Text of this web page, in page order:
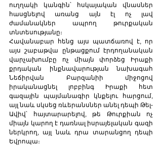
ուղղակի կանգին՝ հսկայական վնասներ
հասցնելով առանց այն էլ ոչ լավ
ժամանակներ ապրող թուրքական
տնտեսությանը։
Հավանաբար հենց այս պատճառով է, որ
այս շաբաթվա ընթացքում էրդողանական
վարչախումբը ոչ միայն փորձեց Իրաքի
քրդական ինքնավարության նախագահ
Նեճիրվան Բարզանիի միջոցով
իրականացնել լոբբինգ Իրաքի հետ
գազային պայմանագիր կնքելու հարցում,
այլ նաև սկսեց ռևերանսներ անել դեպի Թել-
Ավիվ՝ հայտարարելով, թե Թուրքիան ոչ
միայն կարող է դառնալ իսրայելական գազի
ներկրող, այլ նաև դրա տարանցող դեպի
Եվրոպա։